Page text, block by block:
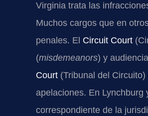
Virginia trata las
Muchos cargos que en
penales. El Circuit Court
(misdemeanors) y
Court (Tribunal del
apelaciones. En Lynchburg
correspondiente de la